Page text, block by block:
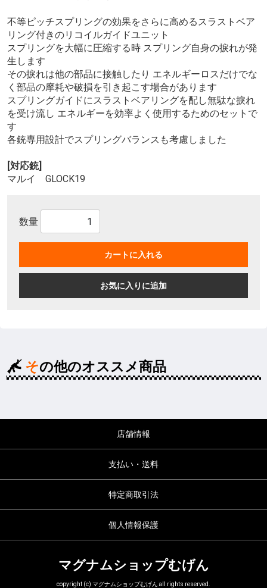
不等ピッチスプリングの効果をさらに高めるスラストベア
リング付きのリコイルガイドユニット
スプリングを大幅に圧縮する時 スプリング自身の捩れが発
生します
その捩れは他の部品に接触したり エネルギーロスだけでな
く部品の摩耗や破損を引き起こす場合があります
スプリングガイドにスラストベアリングを配し無駄な捩れ
を受け流し エネルギーを効率よく使用するためのセットで
す
各銃専用設計でスプリングバランスも考慮しました
[対応銃]
マルイ GLOCK19
数量
カートに入れる
お気に入りに追加
その他のオススメ商品
店舗情報
支払い・送料
特定商取引法
個人情報保護
マグナムショップむげん
copyright (c) マグナムショップむげん all rights reserved.